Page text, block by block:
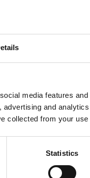
media features
and
collected from your
Statistics
:Odinsbarn